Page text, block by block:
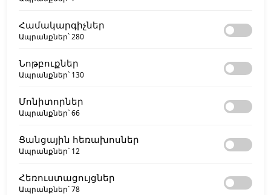
Համակարգիչներ
Ապրանքներ`280
Նոթբուքներ
Ապրանքներ` 130
Մոնիտորներ
Ապրանքներ`66
Ցանցային հեռախոսներ
Ապրանքներ` 12
Հեռուստացույցներ
Ապրանքներ`78